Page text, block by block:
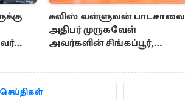
சுவிஸ் வள்ளுவன் பாடசாலை
அதிபர் முருகவேள்
அவர்களின் சிங்கப்பூர்,
பயண அனுபவ தொகுப்பு
செய்திகள்